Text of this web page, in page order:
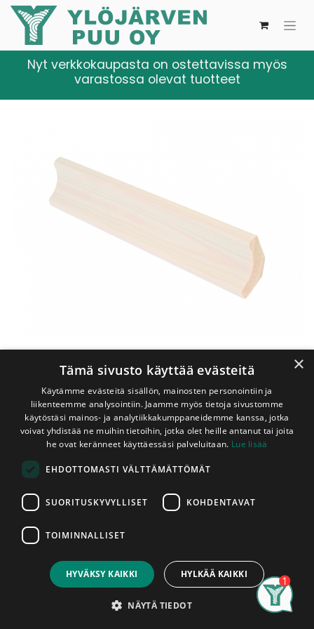
13,00€
Account
Nyt verkkokaupasta on ostettavissa myös
varastossa olevat tuotteet
Shop Kattolista Mänty 14x40x3600 mm Valkolakka
Kattolista Mänty 14x40x3600 mm
Valkolakka
Erikoisluokan (lähes oksattomasta) männystä valmistettu
valkolakattu kattolista. Voidaan käyttää myös mm. seinien
sisänurkkien listoitukseen. Tämän listan peittävyys
Kattolistasta käytetään myös nimitystä holkkalista.Listan
pituus on 3,6 m.Listat myydään kappaleittain. Asennettu
tuote on hyväksytty tuote, listoissa ilmeneviin mahdollisiin
tuotantovirheisiin voidaan vedota vain ennen asentamista.
×
Tämä sivusto käyttää evästeitä
Käytämme evästeitä sisällön, mainosten personointiin ja
liikenteemme analysointiin. Jaamme myös tietoja sivustomme
käytöstäsi mainos- ja analytiikkakumppaneidemme kanssa, jotka
voivat yhdistää ne muihin tietoihin, jotka olet heille antanut tai joita
he ovat keränneet käyttäessäsi palveluitaan. Lue lisää
EHDOTTOMASTI VÄLTTÄMÄTTÖMÄT
SUORITUSKYVYLLISET KOHDENTAVAT
TOIMINNALLISET
HYVÄKSY KAIKKI HYLKÄÄ KAIKKI
NÄYTÄ TIEDOT